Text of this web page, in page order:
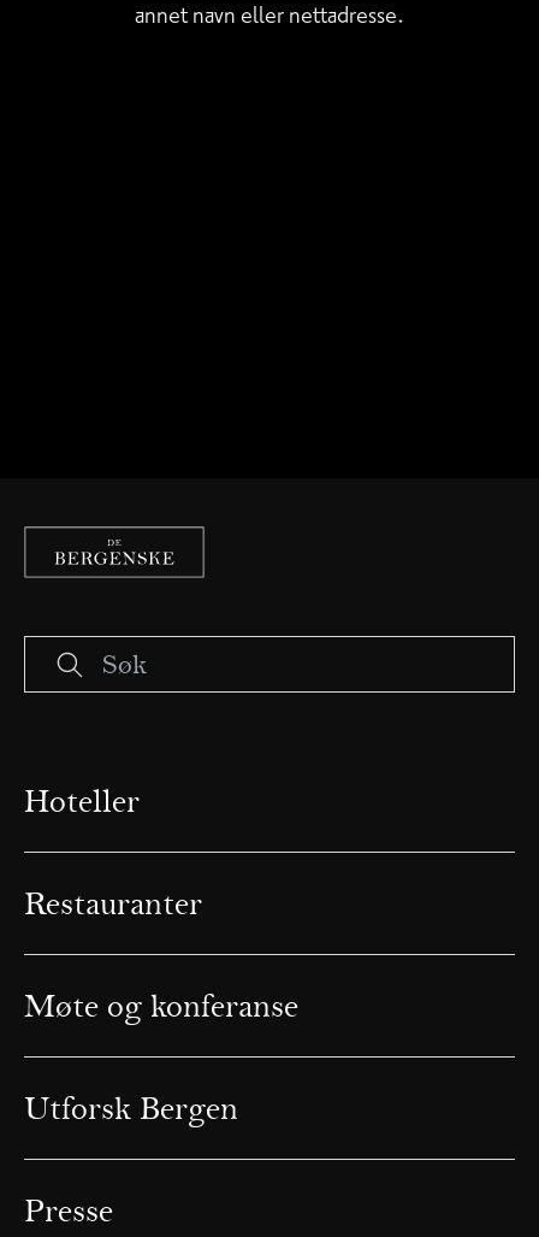
annet navn eller nettadresse.
Hoteller
Restauranter
Møte og konferanse
Utforsk Bergen
Presse